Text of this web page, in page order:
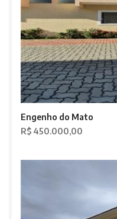
Engenho do Mato
R$ 450.000,00